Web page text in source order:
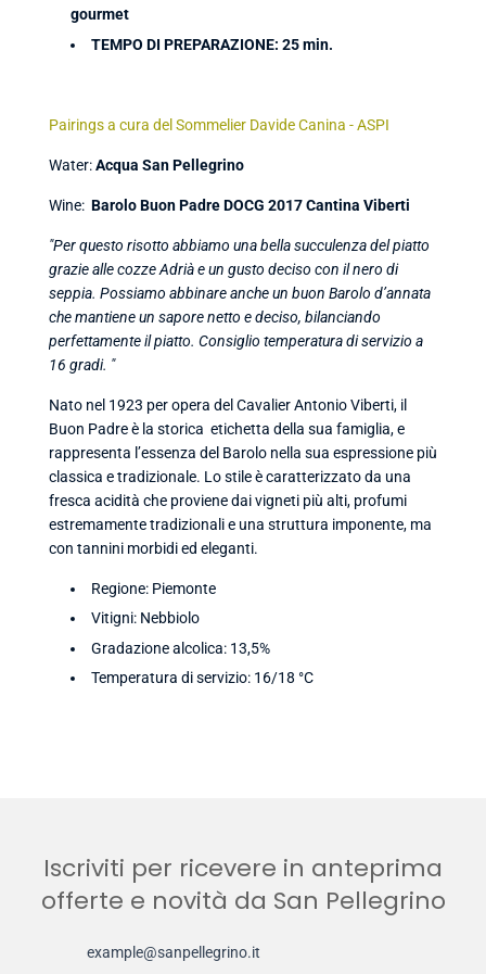
gourmet
TEMPO DI PREPARAZIONE: 25 min.
Pairings a cura del Sommelier Davide Canina - ASPI
Water:Acqua San Pellegrino
Wine: Barolo Buon Padre DOCG 2017 Cantina Viberti
"Per questo risotto abbiamo una bella succulenza del piatto
grazie alle cozze Adrià e un gusto deciso con il nero di
seppia. Possiamo abbinare anche un buon Barolo d’annata
che mantiene un sapore netto e deciso, bilanciando
perfettamente il piatto. Consiglio temperatura di servizio a
16 gradi. "
Nato nel 1923 per opera del Cavalier Antonio Viberti, il
Buon Padre è la storica etichetta della sua famiglia, e
rappresenta l’essenza del Barolo nella sua espressione più
classica e tradizionale. Lo stile è caratterizzato da una
fresca acidità che proviene dai vigneti più alti, profumi
estremamente tradizionali e una struttura imponente, ma
con tannini morbidi ed eleganti.
Regione: Piemonte
Vitigni: Nebbiolo
Gradazione alcolica: 13,5%
Temperatura di servizio: 16/18 °C
Iscriviti per ricevere in anteprima
offerte e novità da San Pellegrino